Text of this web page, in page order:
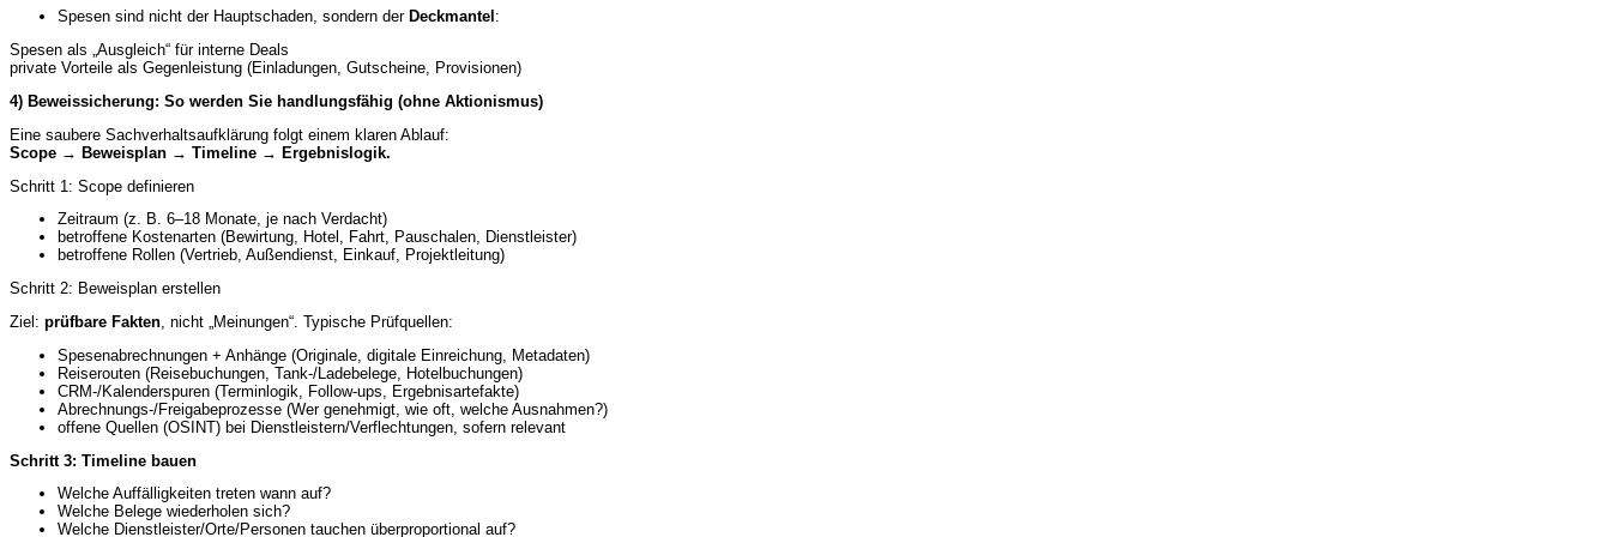
Spesen sind nicht der Hauptschaden, sondern der Deckmantel :
Spesen als „Ausgleich“ für interne Deals
private Vorteile als Gegenleistung (Einladungen, Gutscheine, Provisionen)
4) Beweissicherung: So werden Sie handlungsfähig (ohne Aktionismus)
Eine saubere Sachverhaltsaufklärung folgt einem klaren Ablauf:
Scope → Beweisplan → Timeline → Ergebnislogik.
Schritt 1: Scope definieren
Zeitraum (z. B. 6–18 Monate, je nach Verdacht)
betroffene Kostenarten (Bewirtung, Hotel, Fahrt, Pauschalen, Dienstleister)
betroffene Rollen (Vertrieb, Außendienst, Einkauf, Projektleitung)
Schritt 2: Beweisplan erstellen
Ziel: prüfbare Fakten , nicht „Meinungen“. Typische Prüfquellen:
Spesenabrechnungen + Anhänge (Originale, digitale Einreichung, Metadaten)
Reiserouten (Reisebuchungen, Tank-/Ladebelege, Hotelbuchungen)
CRM-/Kalenderspuren (Terminlogik, Follow-ups, Ergebnisartefakte)
Abrechnungs-/Freigabeprozesse (Wer genehmigt, wie oft, welche Ausnahmen?)
offene Quellen (OSINT) bei Dienstleistern/Verflechtungen, sofern relevant
Schritt 3: Timeline bauen
Welche Auffälligkeiten treten wann auf?
Welche Belege wiederholen sich?
Welche Dienstleister/Orte/Personen tauchen überproportional auf?